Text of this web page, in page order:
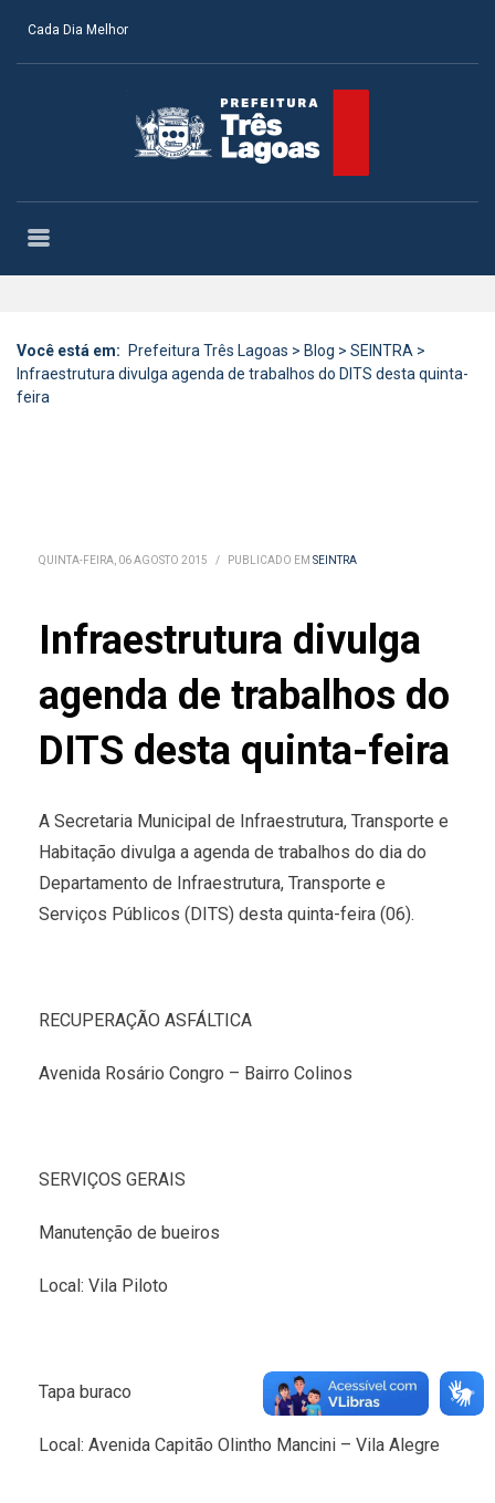
Cada Dia Melhor
Você está em: Prefeitura Três Lagoas > Blog > SEINTRA >
Infraestrutura divulga agenda de trabalhos do DITS desta quinta-
feira
QUINTA-FEIRA, 06 AGOSTO 2015 / PUBLICADO EM SEINTRA
Infraestrutura divulga
agenda de trabalhos do
DITS desta quinta-feira
A Secretaria Municipal de Infraestrutura, Transporte e
Habitação divulga a agenda de trabalhos do dia do
Departamento de Infraestrutura, Transporte e
Serviços Públicos (DITS) desta quinta-feira (06).
RECUPERAÇÃO ASFÁLTICA
Avenida Rosário Congro – Bairro Colinos
SERVIÇOS GERAIS
Manutenção de bueiros
Local: Vila Piloto
Tapa buraco
Local: Avenida Capitão Olintho Mancini – Vila Alegre